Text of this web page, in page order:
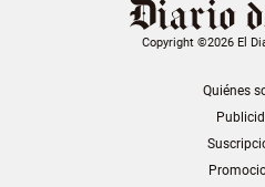
Copyright ©2026 El
Quiénes